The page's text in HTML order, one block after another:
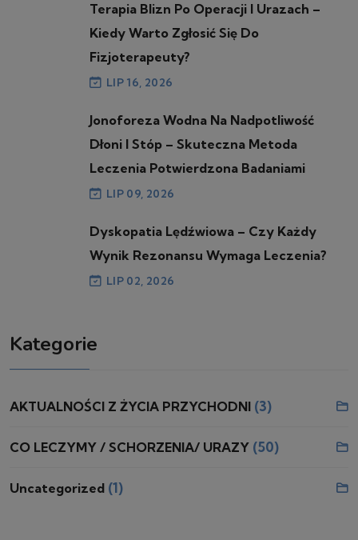
Terapia Blizn Po Operacji I Urazach –
Kiedy Warto Zgłosić Się Do
Fizjoterapeuty?
LIP 16, 2026
Jonoforeza Wodna Na Nadpotliwość
Dłoni I Stóp – Skuteczna Metoda
Leczenia Potwierdzona Badaniami
LIP 09, 2026
Dyskopatia Lędźwiowa – Czy Każdy
Wynik Rezonansu Wymaga Leczenia?
LIP 02, 2026
Kategorie
AKTUALNOŚCI Z ŻYCIA PRZYCHODNI (3)
CO LECZYMY / SCHORZENIA/ URAZY (50)
Uncategorized (1)